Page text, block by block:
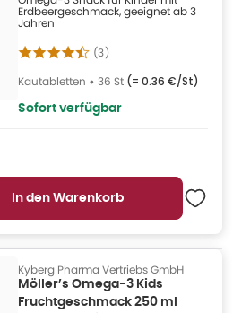
Bitte beachten Sie genau die
Eine unsachgemäße
kann zu gesundheitlichen
besonders vor dem Einschlafen.
Erdbeergeschmack, geeignet ab 3
Jahren
(3)
Kautabletten • 36 St (= 0.36 €/St)
Sofort verfügbar
In den Warenkorb
Kyberg Pharma Vertriebs GmbH
Möller’s Omega-3 Kids
Fruchtgeschmack 250 ml